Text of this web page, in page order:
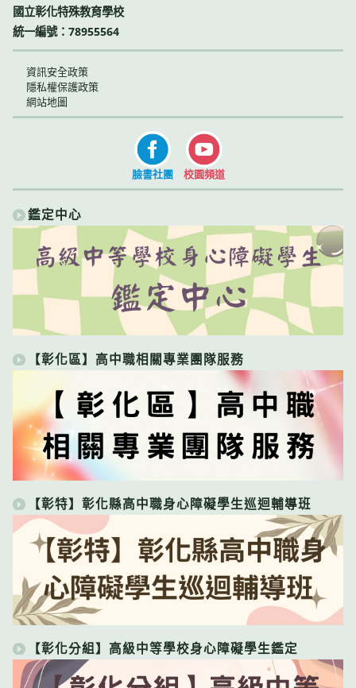
國立彰化特殊教育學校
統一編號：78955564
資訊安全政策
隱私權保護政策
網站地圖
臉書社團 校園頻道
鑑定中心
【彰化區】高中職相關專業團隊服務
【彰特】彰化縣高中職身心障礙學生巡迴輔導班
【彰化分組】高級中等學校身心障礙學生鑑定